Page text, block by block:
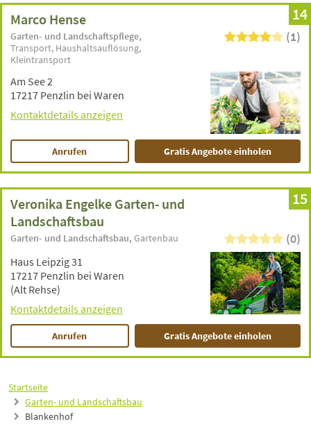
Startseite
Garten- und Landschaftsbau
Blankenhof
14
Marco Hense
Garten- und Landschaftspflege
Transport Haushaltsauflösung
Kleintransport
(1)
Am See 2
17217 Penzlin bei Waren
Kontaktdetails anzeigen
Anrufen Gratis Angebote einholen
15
Veronika Engelke Garten- und
Landschaftsbau
Garten- und Landschaftsbau Gartenbau (0)
Haus Leipzig 31
17217 Penzlin bei Waren
(Alt Rehse)
Kontaktdetails anzeigen
Anrufen Gratis Angebote einholen